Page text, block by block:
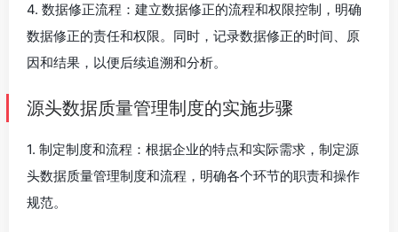
4. 数据修正流程：建立数据修正的流程和权限控制，明确
数据修正的责任和权限。同时，记录数据修正的时间、原
因和结果，以便后续追溯和分析。
源头数据质量管理制度的实施步骤
1. 制定制度和流程：根据企业的特点和实际需求，制定源
头数据质量管理制度和流程，明确各个环节的职责和操作
规范。